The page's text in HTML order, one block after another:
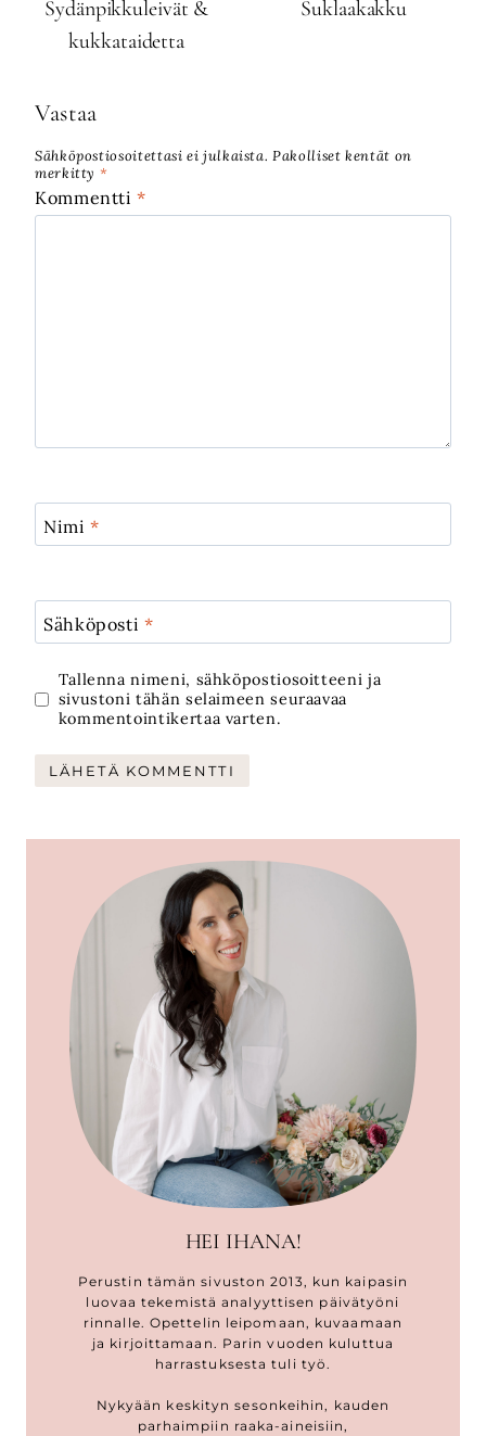
Sydänpikkuleivät &
kukkataidetta
Suklaakakku
Vastaa
Sähköpostiosoitettasi ei julkaista. Pakolliset kentät on
merkitty *
Kommentti*
Nimi*
Sähköposti*
Tallenna nimeni, sähköpostiosoitteeni ja
sivustoni tähän selaimeen seuraavaa
kommentointikertaa varten.
HEI IHANA!
Perustin tämän sivuston 2013, kun kaipasin
luovaa tekemistä analyyttisen päivätyöni
rinnalle. Opettelin leipomaan, kuvaamaan
ja kirjoittamaan. Parin vuoden kuluttua
harrastuksesta tuli työ.
Nykyään keskityn sesonkeihin, kauden
parhaimpiin raaka-aineisiin,